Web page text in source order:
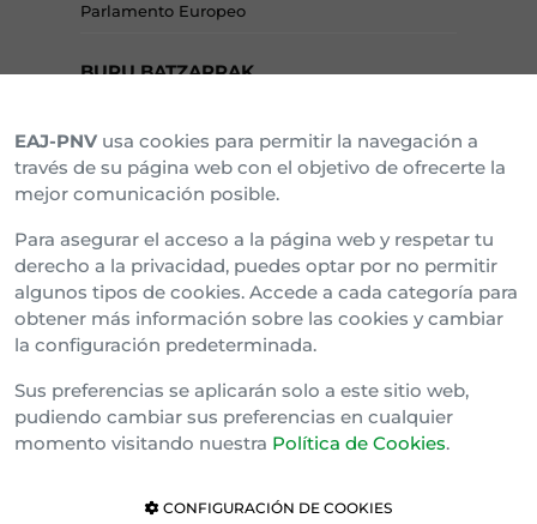
Parlamento Europeo
BURU BATZARRAK
Araba Buru Batzar
Bizkai Buru Batzar
Gipuzko Buru Batzar
Ipar Buru Batzar
Napar Buru Batzar
EAJ-PNV usa cookies para permitir la navegación a
través de su página web con el objetivo de ofrecerte la
mejor comunicación posible.
Para asegurar el acceso a la página web y respetar tu
derecho a la privacidad, puedes optar por no permitir
algunos tipos de cookies. Accede a cada categoría para
obtener más información sobre las cookies y cambiar
la configuración predeterminada.
Sus preferencias se aplicarán solo a este sitio web,
pudiendo cambiar sus preferencias en cualquier
momento visitando nuestra Política de Cookies.
CONFIGURACIÓN DE COOKIES